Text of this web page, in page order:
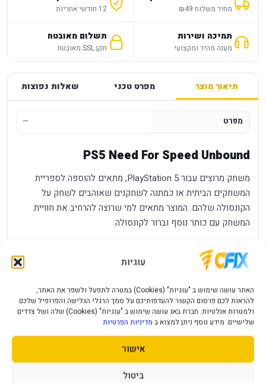
עוגיות
האתר עושה שימוש ב "עוגיות" (Cookies) במטרה לתפעל ולשפר את האתר,
להראות לכם פרסום הקשור להעדפותיכם על סמך הרגלי הגלישה והפרופיל שלכם
ולמטרות אנלטיות. חברת באג עושה שימוש ב "עוגיות" (Cookies) שלה ושל צדדים
שלישיים. מידע נוסף ניתן למצוא ב מדיניות הפרטיות
אישור
ביטול
מחיר משלוח ₪49 12 חודשי אחריות
תמיכה ושירות
מענה מהיר ומקצועי
תשלום מאובטח
תקן SSL מאובטח
תיאור מוצר מפרט טכני שאלות נפוצות
מפרט —
PS5 Need For Speed Unbound
משחק מרוצים עבור PlayStation 5, מתאים להוספה לספריית
המשחקים הביתית או כמתנה לשחקנים שאוהבים לשחק על
הקונסולה שלהם. המוצר מתאים למי שרוצה להרחיב את חוויית
המשחק עם כותר נוסף וברור לקונסולה.
יתרונות מרכזיים
מיועד לקונסולת PlayStation 5 כפי שמופיע בשם המוצר.
מתאים למשחק ביתי, למשפחה, לחברים או לשחקן יחיד לפי
אופי המשחק.
בחירה נוחה למי שמעדיף לקנות משחק מוכן לשימוש מחנות
ישראלית.
שם המשחק והמהדורה נשמרים כפי שהם כדי שתהיה התאמה